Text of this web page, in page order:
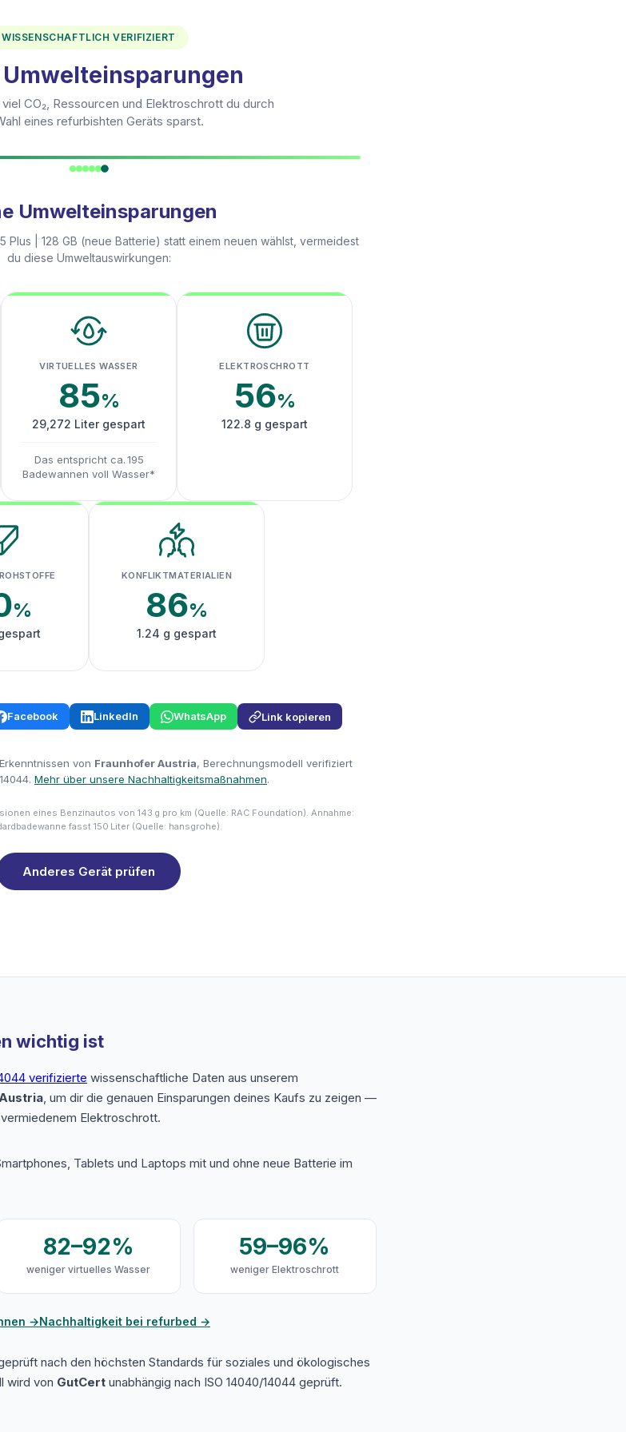
WISSENSCHAFTLICH VERIFIZIERT
Umwelteinsparungen
CO₂, Ressourcen und Elektroschrott du durch
eines refurbishten Geräts sparst.
Umwelteinsparungen
Plus | 128 GB (neue Batterie) statt einem neuen wählst, vermeidest
du diese Umweltauswirkungen:
VIRTUELLES WASSER
85%
29,272 Liter gespart
Das entspricht ca. 195
Badewannen voll Wasser*
ELEKTROSCHROTT
56%
122.8 g gespart
%
KONFLIKTMATERIALIEN
86%
1.24 g gespart
Facebook LinkedIn WhatsApp Link kopieren
von Fraunhofer Austria, Berechnungsmodell verifiziert
Mehr über unsere Nachhaltigkeitsmaßnahmen.
eines Benzinautos von 143 g pro km (Quelle: RAC Foundation). Annahme:
fasst 150 Liter (Quelle: hansgrohe).
Anderes Gerät prüfen
wichtig ist
verifizierte wissenschaftliche Daten aus unserem
, um dir die genauen Einsparungen deines Kaufs zu zeigen —
Elektroschrott.
Tablets und Laptops mit und ohne neue Batterie im
82–92%
weniger virtuelles Wasser
59–96%
weniger Elektroschrott
→Nachhaltigkeit bei refurbed →
nach den höchsten Standards für soziales und ökologisches
wird von GutCert unabhängig nach ISO 14040/14044 geprüft.